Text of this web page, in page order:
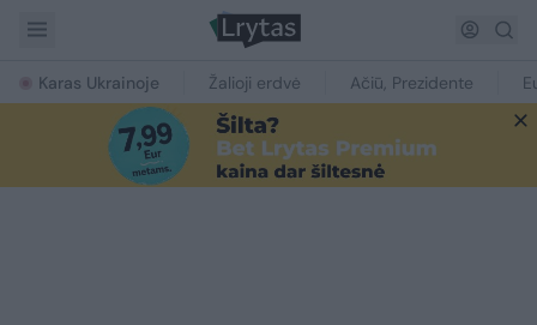
Karas Ukrainoje Žalioji erdvė Ačiū, Prezidente